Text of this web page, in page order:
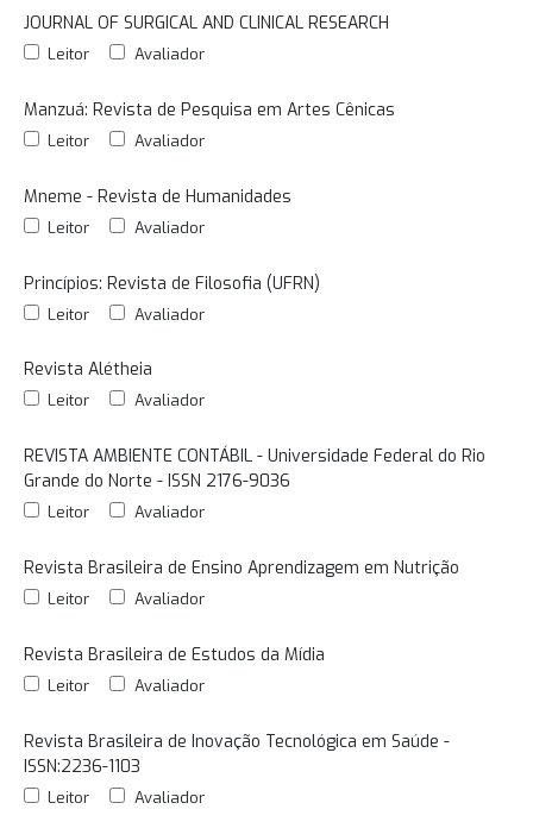
JOURNAL OF SURGICAL AND CLINICAL RESEARCH
Leitor Avaliador
Manzuá: Revista de Pesquisa em Artes Cênicas
Leitor Avaliador
Mneme - Revista de Humanidades
Leitor Avaliador
Princípios: Revista de Filosofia (UFRN)
Leitor Avaliador
Revista Alétheia
Leitor Avaliador
REVISTA AMBIENTE CONTÁBIL - Universidade Federal do Rio
Grande do Norte - ISSN 2176-9036
Leitor Avaliador
Revista Brasileira de Ensino Aprendizagem em Nutrição
Leitor Avaliador
Revista Brasileira de Estudos da Mídia
Leitor Avaliador
Revista Brasileira de Inovação Tecnológica em Saúde -
ISSN:2236-1103
Leitor Avaliador